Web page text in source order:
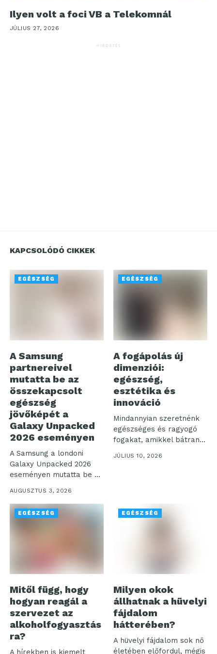
Ilyen volt a foci VB a Telekomnál
JÚLIUS 27, 2026
HIRDETÉS
KAPCSOLÓDÓ CIKKEK
EGÉSZSÉG
A Samsung
partnereivel
mutatta be az
összekapcsolt
egészség
jövőképét a
Galaxy Unpacked
2026 eseményen
A Samsung a londoni
Galaxy Unpacked 2026
eseményen mutatta be a
AUGUSZTUS 3, 2026
EGÉSZSÉG
A fogápolás új
dimenziói:
egészség,
esztétika és
innováció
Mindannyian szeretnénk
egészséges és ragyogó
fogakat, amikkel bátran
mosolyoghatunk a világra.
JÚLIUS 10, 2026
EGÉSZSÉG
Mitől függ, hogy
hogyan reagál a
szervezet az
alkoholfogyasztás
ra?
EGÉSZSÉG
Milyen okok
állhatnak a hüvelyi
fájdalom
hátterében?
A hüvelyi fájdalom sok nő
életében előfordul, mégis